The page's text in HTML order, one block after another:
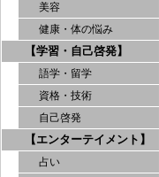
美容
健康・体の悩み
【学習・自己啓発】
語学・留学
資格・技術
自己啓発
【エンターテイメント】
占い